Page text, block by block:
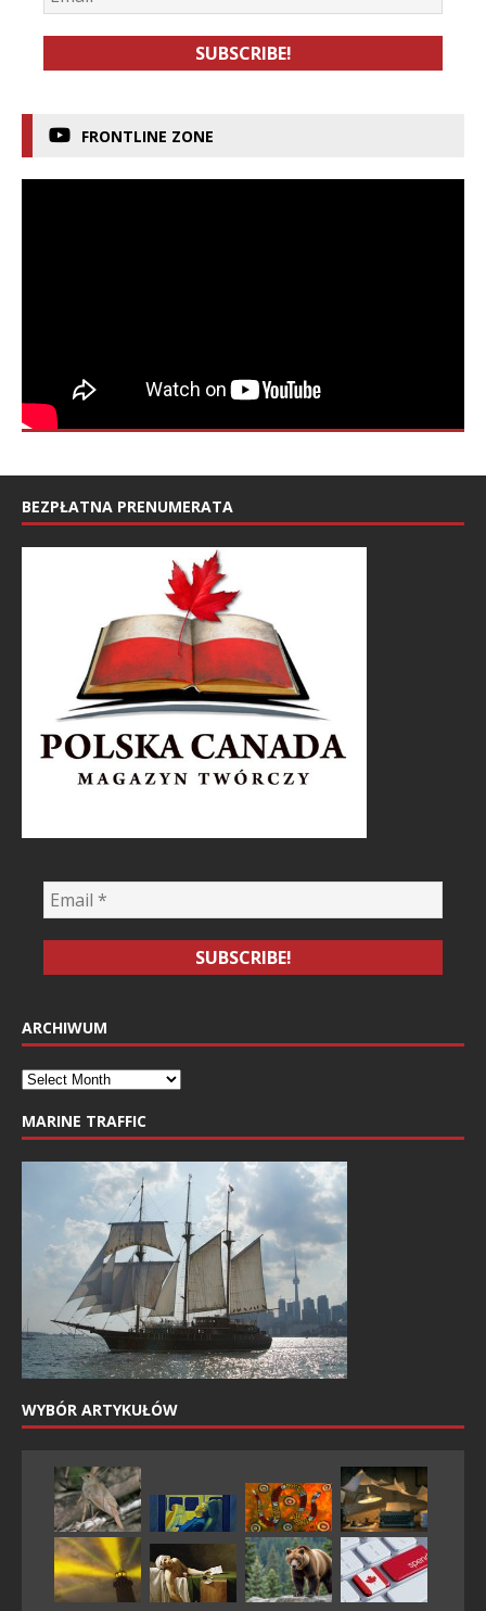
FRONTLINE ZONE
BEZPŁATNA PRENUMERATA
ARCHIWUM
MARINE TRAFFIC
WYBÓR ARTYKUŁÓW